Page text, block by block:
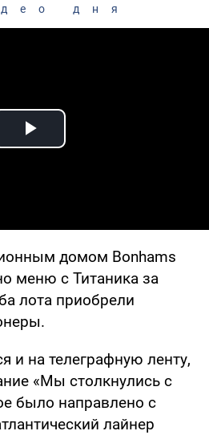
дня
Play Video
домом Bonhams
меню с Титаника за
лота приобрели
и на телеграфную ленту,
«Мы столкнулись с
было направлено с
лайнер